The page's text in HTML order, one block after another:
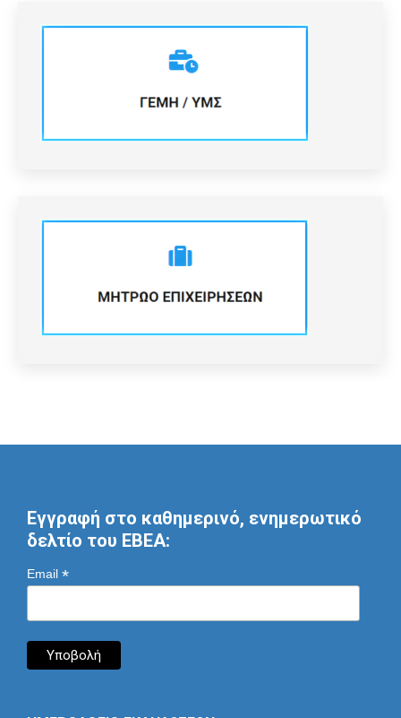
Εγγραφή στο καθημερινό, ενημερωτικό
δελτίο του ΕΒΕΑ:
Email *